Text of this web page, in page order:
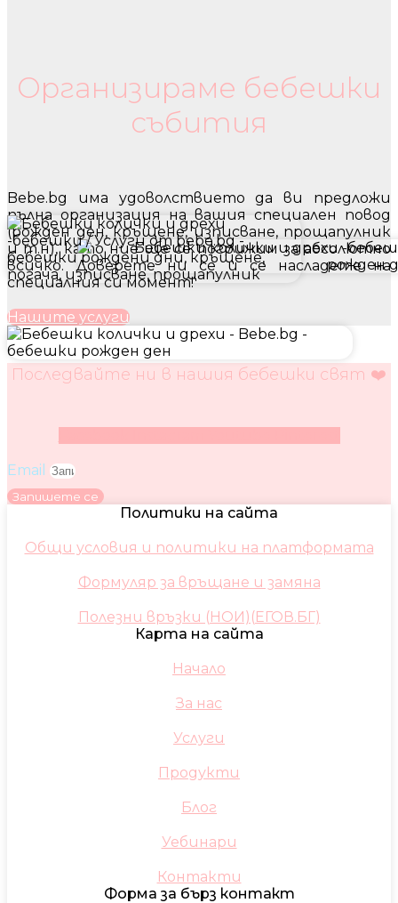
Организираме бебешки
събития
Bebe.bg има удоволствието да ви предложи
пълна организация на вашия специален повод
(рожден ден, кръщене, изписване, прощапулник
и т.н), като ние ще се погрижим за абсолютно
всичко. Доверете ни се и се насладете на
специалния си момент!
Нашите услуги
Последвайте ни в нашия бебешки свят ❤️
Email
Запишете се
Политики на сайта
Общи условия и политики на платформата
Формуляр за връщане и замяна
Полезни връзки (НОИ)(ЕГОВ.БГ)
Карта на сайта
Начало
За нас
Услуги
Продукти
Блог
Уебинари
Контакти
Форма за бърз контакт